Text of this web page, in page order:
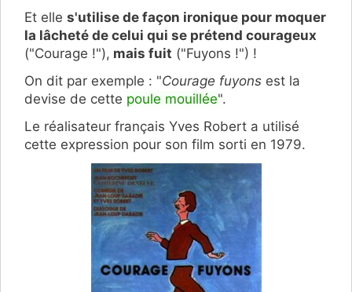
Et elle s'utilise de façon ironique pour moquer
la lâcheté de celui qui se prétend courageux
("Courage !"), mais fuit ("Fuyons !") !
On dit par exemple : "Courage fuyons est la
devise de cette poule mouillée".
Le réalisateur français Yves Robert a utilisé
cette expression pour son film sorti en 1979.